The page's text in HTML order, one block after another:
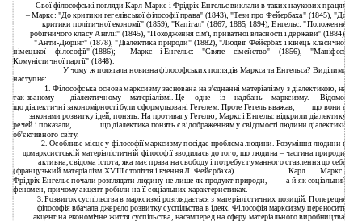
Свої філософські погляди Карл Маркс і Фрідріх Енгельс виклали в таких наукових працях
– Маркс: "До критики гегелівської філософії права" (1843), "Тези про Фейєрбаха" (1845), "До
критики політичної економії" (1859), "Капітал" (1867, 1885, 1894); Енгельс: "Положення
робітничого класу Англії" (1845), "Походження сім'ї, приватної власності і держави" (1884),
"Анти-Дюрінг" (1878), "Діалектика природи" (1882), "Людвіг Фейєрбах і кінець класичної
німецької
філософії" (1886); Маркс і Енгельс: "Святе сімейство" (1856),
"Маніфест
Комуністичної партії" (1848).
У чому ж полягала новизна філософських поглядів Маркса та Енгельса? Виділимо
наступне:
1. Філософська основа марксизму заснована на з'єднанні матеріалізму з діалектикою, на
так званому
діалектичному матеріалізмі. Це одне із надбань марксизму.
Відомо,
що діалектичні закономірності були сформульовані Гегелем. Проте Гегель вважав,
що вони є
законами розвитку ідей, понять. На противагу Гегелю, Маркс і Енгельс відкрили діалектику
речей і показали,
що діалектика понять є відображенням у свідомості людини діалектики
об'єктивного світу.
2. Особливе місце у філософії марксизму посідає проблема людини. Розуміння людини в
домарксистській матеріалістичній філософії зводилась до того, що людина – частина природи,
активна, свідома істота, яка має права на свободу і потребує гуманного ставлення до себе
(французький матеріалізм XVIII століття і вчення Л. Фейєрбаха).
Карл Маркс і
Фрідріх Енгельс почали розглядати людину не лише як продукт природи, а й як соціальний
феномен, причому акцент робили на її соціальних характеристиках.
3. Розвиток суспільства в марксизмі розглядається з матеріалістичних позицій. Попередня
філософія вбачала джерело розвитку суспільства в ідеях. Філософія марксизму переносить
акцент на економічне життя суспільства, насамперед на сферу матеріального виробництва.